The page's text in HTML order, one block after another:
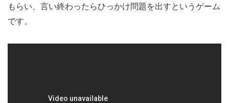
もらい、言い終わったらひっかけ問題を出すというゲーム
です。